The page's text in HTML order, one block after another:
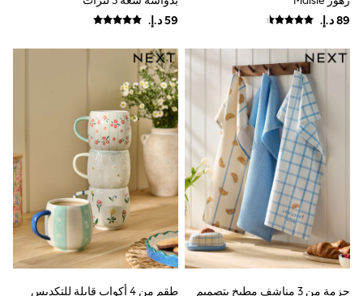
15+ years
All Clothing
Coats & Jackets
Dresses
Holiday Shop
Jeans
Jumpsuits & Playsuits
Kid's Top Picks
Top & Bottom Sets
Summer Dresses
Polka Dots
THE SET
Knitwear
Loungewear
Nightwear & Pyjamas
Occasionwear
Pants & Leggings
Sets & Outfits
حزمة من 3 مناشف مطبخ بتصميم طقم من 4 أكواب قابلة للتكديس